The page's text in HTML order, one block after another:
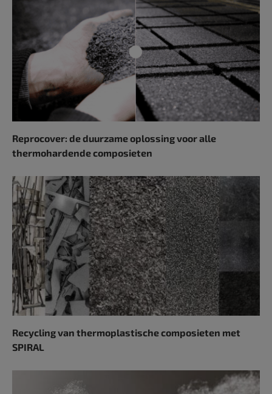
Reprocover: de duurzame oplossing voor alle
thermohardende composieten
Recycling van thermoplastische composieten met
SPIRAL